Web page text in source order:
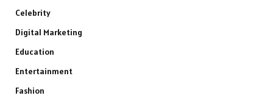
Celebrity
Digital Marketing
Education
Entertainment
Fashion